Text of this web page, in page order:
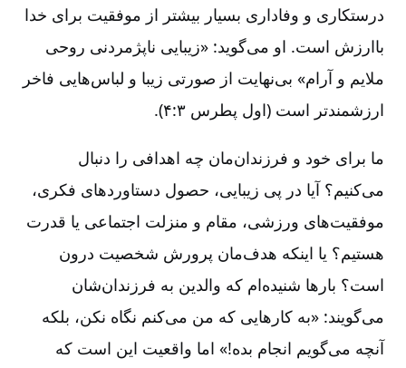
درستکاری و وفاداری بسیار بیشتر از موفقیت برای خدا
باارزش است. او می‌گوید: «زیبایی ناپژمردنی روحی
ملایم و آرام» بی‌نهایت از صورتی زیبا و لباس‌هایی فاخر
ارزشمند‌تر است (اول پطرس ۳:‏۴).
ما برای خود و فرزندان‌مان چه اهدافی را دنبال
می‌کنیم؟ آیا در پی زیبایی، حصول دستاوردهای فکری،
موفقیت‌های ورزشی، مقام و منزلت اجتماعی یا قدرت
هستیم؟ یا اینکه هدف‌مان پرورش شخصیت درون
است؟ بارها شنیده‌ام که والدین به فرزندان‌شان
می‌گویند: «به کارهایی که من می‌کنم نگاه نکن، بلکه
آنچه می‌گویم انجام بده!» اما واقعیت این است که